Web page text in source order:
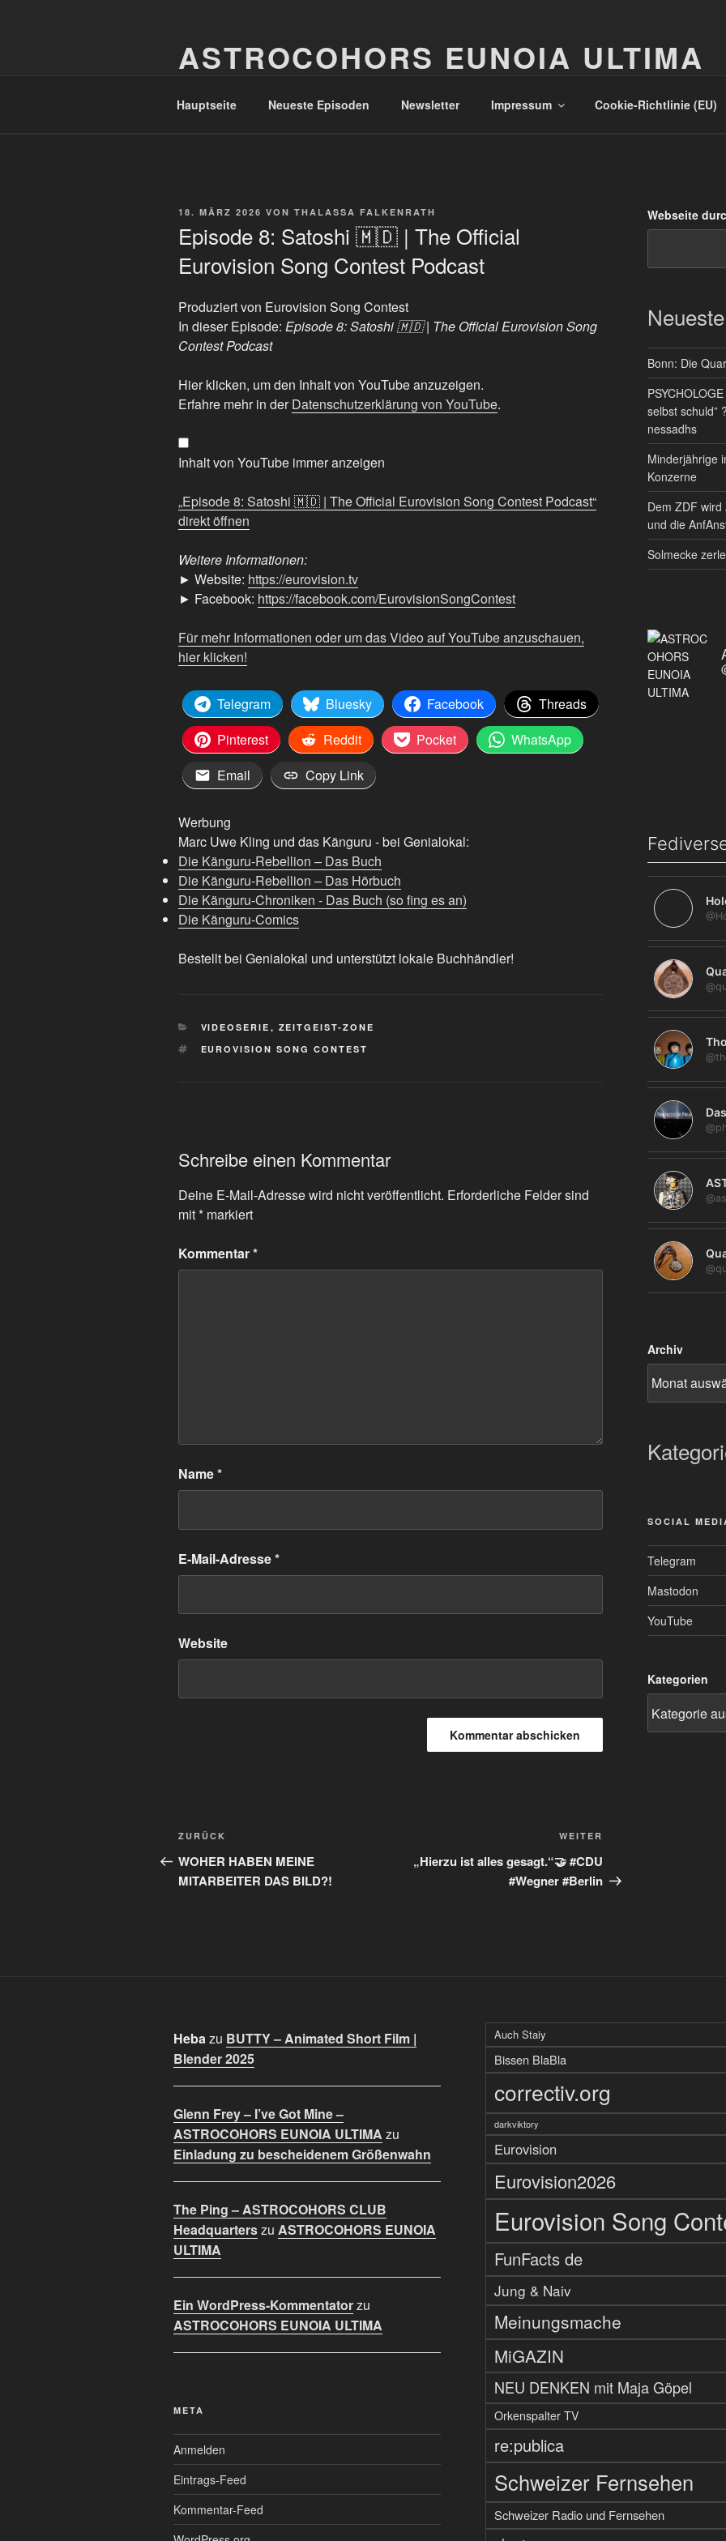
ASTROCOHORS EUNOIA ULTIMA
Hauptseite Neueste Episoden Newsletter Impressum Cookie-Richtlinie (EU)
VERÖFFENTLICHT
18. MÄRZ 2026 VON THALASSA FALKENRATH
Episode 8: Satoshi 🇲🇩 | The Official
Eurovision Song Contest Podcast
Produziert von Eurovision Song Contest
In dieser Episode: Episode 8: Satoshi 🇲🇩 | The Official Eurovision Song
Contest Podcast
„Episode
8:
🇲🇩
|
Official
Eurovision
Contest
Podcast“
von
anzeigen
Hier klicken, um den Inhalt von YouTube anzuzeigen.
Erfahre mehr in derDatenschutzerklärung von YouTube.
Inhalt von YouTube immer anzeigen
„Episode 8: Satoshi 🇲🇩 | The Official Eurovision Song Contest Podcast“
direkt öffnen
Weitere Informationen:
► Website: https://eurovision.tv
► Facebook: https://facebook.com/EurovisionSongContest
Für mehr Informationen oder um das Video auf YouTube anzuschauen,
hier klicken!
Telegram Bluesky Facebook
Threads
Pinterest
Reddit Pocket
WhatsApp
Email
Copy Link
Werbung
Marc Uwe Kling und das Känguru - bei Genialokal:
Die Känguru-Rebellion – Das Buch
Die Känguru-Rebellion – Das Hörbuch
Die Känguru-Chroniken - Das Buch (so fing es an)
Die Känguru-Comics
Bestellt bei Genialokal und unterstützt lokale Buchhändler!
KATEGORIEN
VIDEOSERIE , ZEITGEIST-ZONE
SCHLAGWÖRTER
EUROVISION SONG CONTEST
Schreibe einen Kommentar
Deine E-Mail-Adresse wird nicht veröffentlicht. Erforderliche Felder sind
mit* markiert
Kommentar*
Name*
E-Mail-Adresse*
Website
Beitragsnavigation
Vorheriger
Beitrag
ZURÜCK
WOHER HABEN MEINE
MITARBEITER DAS BILD?!
WEITER
„Hierzu ist alles gesagt.“🤝 #CDU
#Wegner #Berlin
Webseite
Bonn: Die
selbst schuld”
nessadhs
Minderjährige
Konzerne
Dem ZDF
und die
Solmecke
Archiv
SOCIAL
Telegram
Mastodon
YouTube
Kategorien
Hebazu BUTTY – Animated Short Film |
Blender 2025
Glenn Frey – I’ve Got Mine –
ASTROCOHORS EUNOIA ULTIMA zu
Einladung zu bescheidenem Größenwahn
The Ping – ASTROCOHORS CLUB
Headquarterszu ASTROCOHORS EUNOIA
ULTIMA
Ein WordPress-Kommentatorzu
ASTROCOHORS EUNOIA ULTIMA
META
Anmelden
Eintrags-Feed
Kommentar-Feed
Auch Staiy
Bissen BlaBla
correctiv.org
darkviktory
Eurovision
Eurovision2026
Eurovision Song
FunFacts de
Jung & Naiv
Meinungsmache
MiGAZIN
NEU DENKEN mit Maja Göpel
Orkenspalter TV
re:publica
Schweizer Fernsehen
Schweizer Radio und Fernsehen